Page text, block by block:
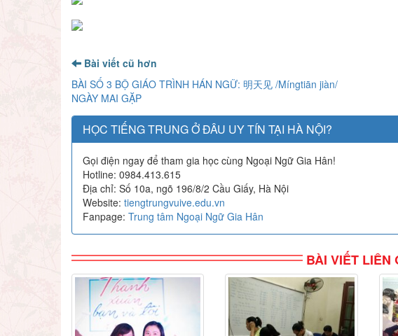
Bài viết cũ hơn
BÀI SỐ 3 BỘ GIÁO TRÌNH HÁN NGỮ: 明天见 /Míngtiān jiàn/
NGÀY MAI GẶP
HỌC TIẾNG TRUNG Ở ĐÂU UY TÍN TẠI HÀ NỘI?
Gọi điện ngay để tham gia học cùng Ngoại Ngữ Gia Hân!
Hotline: 0984.413.615
Địa chỉ: Số 10a, ngõ 196/8/2 Cầu Giấy, Hà Nội
Website: tiengtrungvuive.edu.vn
Fanpage: Trung tâm Ngoại Ngữ Gia Hân
BÀI VIẾT LIÊN